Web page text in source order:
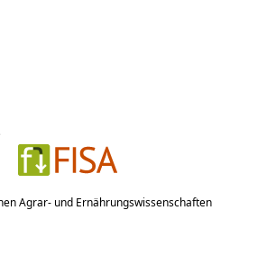
Agrar- und Ernährungswissenschaften